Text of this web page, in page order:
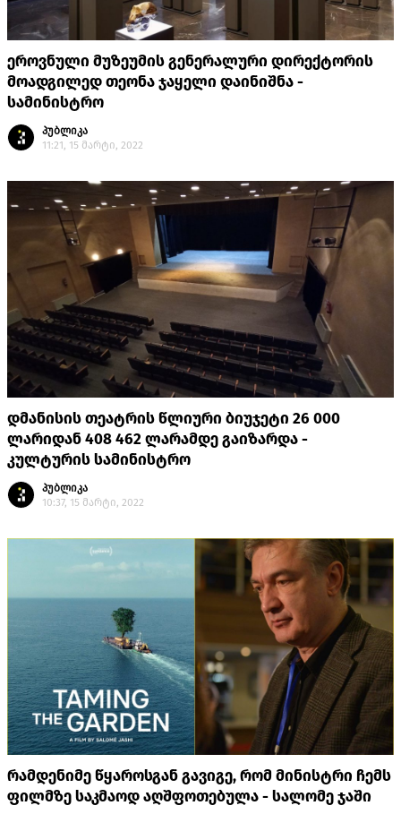
ეროვნული მუზეუმის გენერალური დირექტორის
მოადგილედ თეონა ჯაყელი დაინიშნა -
სამინისტრო
პუბლიკა
11:21, 15 მარტი, 2022
დმანისის თეატრის წლიური ბიუჯეტი 26 000
ლარიდან 408 462 ლარამდე გაიზარდა -
კულტურის სამინისტრო
პუბლიკა
10:37, 15 მარტი, 2022
რამდენიმე წყაროსგან გავიგე, რომ მინისტრი ჩემს
ფილმზე საკმაოდ აღშფოთებულა - სალომე ჯაში